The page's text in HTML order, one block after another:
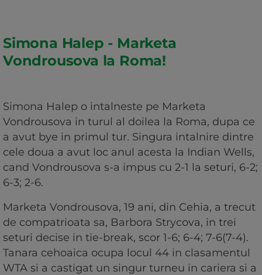
Simona Halep - Marketa
Vondrousova la Roma!
Simona Halep o intalneste pe Marketa
Vondrousova in turul al doilea la Roma, dupa ce
a avut bye in primul tur. Singura intalnire dintre
cele doua a avut loc anul acesta la Indian Wells,
cand Vondrousova s-a impus cu 2-1 la seturi, 6-2;
6-3; 2-6.
Marketa Vondrousova, 19 ani, din Cehia, a trecut
de compatrioata sa, Barbora Strycova, in trei
seturi decise in tie-break, scor 1-6; 6-4; 7-6(7-4).
Tanara cehoaica ocupa locul 44 in clasamentul
WTA si a castigat un singur turneu in cariera si a